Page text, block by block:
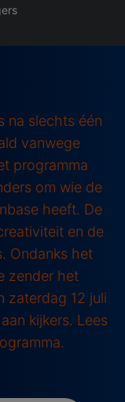
na slechts één
vanwege
programma
om wie de
heeft. De
en de
Ondanks het
zender het
zaterdag 12 juli
kijkers. Lees